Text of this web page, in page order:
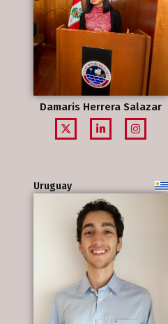
Damaris Herrera Salazar
Uruguay